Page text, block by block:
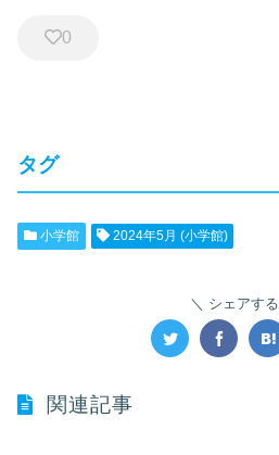
0
タグ
小学館 2024年5月 (小学館)
シェアする
関連記事